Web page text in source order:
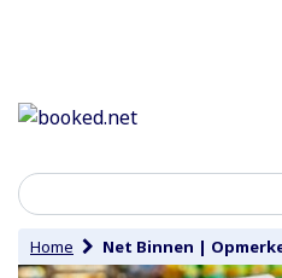
Home Net Binnen |